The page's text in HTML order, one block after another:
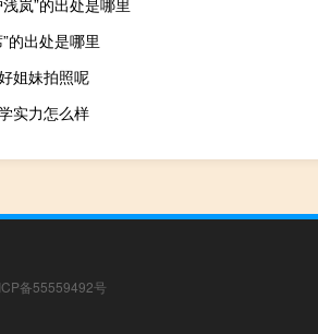
岚”的出处是哪里
的出处是哪里
姐妹拍照呢
实力怎么样
备55559492号